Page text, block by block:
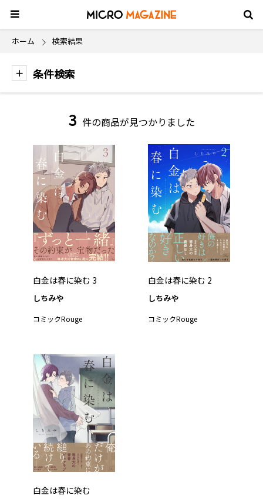
ホーム 検索結果
条件検索
3 件の商品が見つかりました
白金は春に染む 3
しちみや
コミックRouge
白金は春に染む 2
しちみや
コミックRouge
白金は春に染む